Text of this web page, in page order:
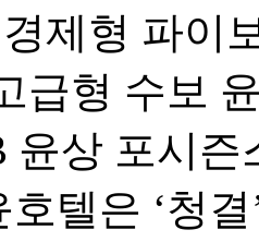
제형 파이
급형 수보
윤상 포시
텔은 ‘청